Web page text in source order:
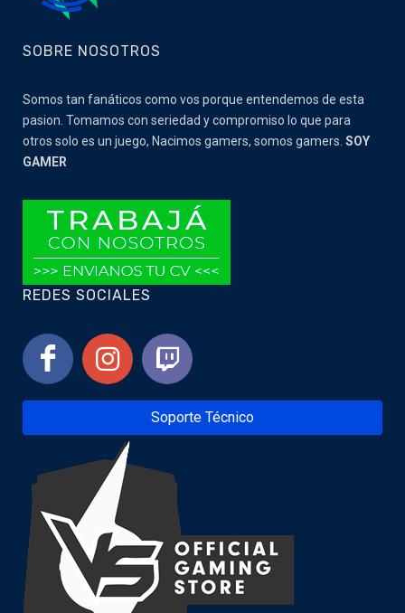
SOBRE NOSOTROS
Somos tan fanáticos como vos porque entendemos de esta
pasion. Tomamos con seriedad y compromiso lo que para
otros solo es un juego, Nacimos gamers, somos gamers. SOY
GAMER
REDES SOCIALES
Soporte Técnico